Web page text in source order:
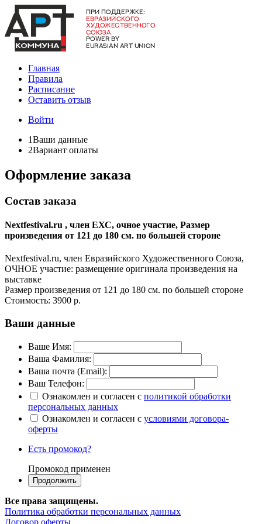
Главная
Правила
Расписание
Оставить отзыв
Войти
1Ваши данные
2Вариант оплаты
Оформление заказа
Состав заказа
Nextfestival.ru , член ЕХС, очное участие, Размер
произведения от 121 до 180 см. по большей стороне
Nextfestival.ru, член Евразийского Художественного Союза,
ОЧНОЕ участие: размещение оригинала произведения на
выставке
Размер произведения от 121 до 180 см. по большей стороне
Стоимость: 3900 р.
Ваши данные
Ваше Имя:
Ваша Фамилия:
Ваша почта (Email):
Ваш Телефон:
Ознакомлен и согласен с политикой обработки
персональных данных
Ознакомлен и согласен с условиями договора-
оферты
Есть промокод?
Промокод применен
Все права защищены.
Политика обработки персональных данных
Договор оферты